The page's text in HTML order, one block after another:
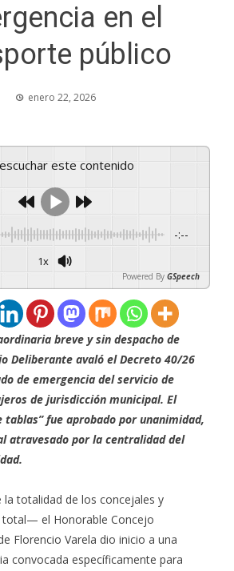
en el
público
enero 22, 2026
escuchar este contenido
-:--
1x
Powered By GSpeech
breve y sin despacho de
Deliberante avaló el Decreto 40/26
de emergencia del servicio de
de jurisdicción municipal. El
fue aprobado por unanimidad,
atravesado por la centralidad del
la totalidad de los concejales y
el Honorable Concejo
Florencio Varela dio inicio a una
convocada específicamente para